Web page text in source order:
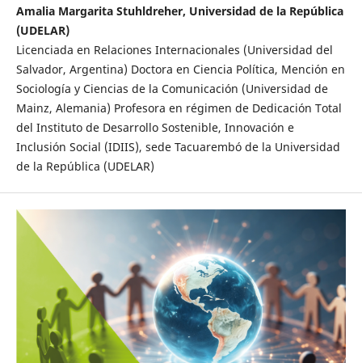
Amalia Margarita Stuhldreher, Universidad de la República
(UDELAR)
Licenciada en Relaciones Internacionales (Universidad del
Salvador, Argentina) Doctora en Ciencia Política, Mención en
Sociología y Ciencias de la Comunicación (Universidad de
Mainz, Alemania) Profesora en régimen de Dedicación Total
del Instituto de Desarrollo Sostenible, Innovación e
Inclusión Social (IDIIS), sede Tacuarembó de la Universidad
de la República (UDELAR)